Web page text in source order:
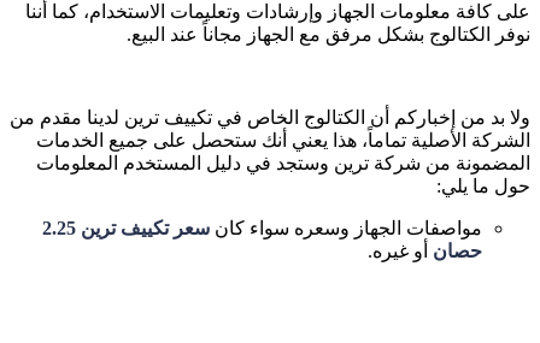
على كافة معلومات الجهاز وإرشادات وتعليمات الاستخدام، كما أننا
نوفر الكتالوج بشكل مرفق مع الجهاز مجاناً عند البيع.
ولا بد من إخباركم أن الكتالوج الخاص في تكييف ترين لدينا مقدم من
الشركة الأصلية تماماً، هذا يعني أنك ستحصل على جميع الخدمات
المضمونة من شركة ترين وستجد في دليل المستخدم المعلومات
حول ما يلي:
مواصفات الجهاز وسعره سواء كان
سعر تكييف ترين 2.25
حصان أو غيره.